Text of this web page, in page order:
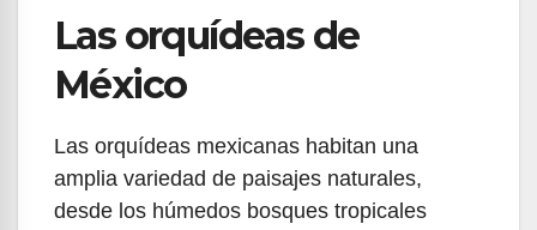
Las orquídeas de
México
Las orquídeas mexicanas habitan una
amplia variedad de paisajes naturales,
desde los húmedos bosques tropicales